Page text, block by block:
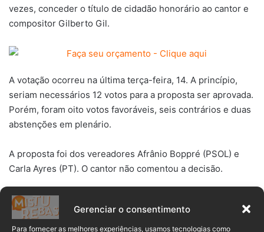
Gerenciar o consentimento
Para fornecer as melhores experiências, usamos tecnologias como
vezes, conceder o título de cidadão honorário ao cantor e
compositor Gilberto Gil.
A votação ocorreu na última terça-feira, 14. A princípio,
seriam necessários 12 votos para a proposta ser aprovada.
Porém, foram oito votos favoráveis, seis contrários e duas
abstenções em plenário.
A proposta foi dos vereadores Afrânio Boppré (PSOL) e
Carla Ayres (PT). O cantor não comentou a decisão.
florianópolis Gilberto Gil